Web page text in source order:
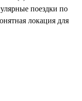
поездки по
локация для